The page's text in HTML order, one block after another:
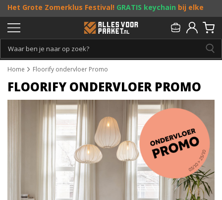
Het Grote Zomerklus Festival! GRATIS keychain bij elke
bestelling vanaf €25, entoffe acties! Doe je mee?
Persoonlijk & gratis advies:013 - 207 00 01
Home Floorify ondervloer Promo
FLOORIFY ONDERVLOER PROMO